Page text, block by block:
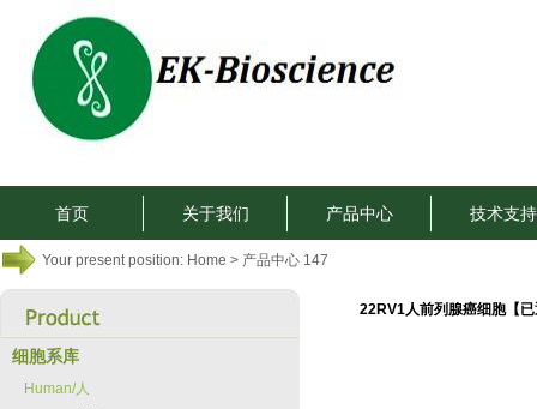
首页 关于我们 产品中心 技术支持
Your present position: Home > 产品中心 147
细胞系库
Human/人
22RV1人前列腺癌细胞【